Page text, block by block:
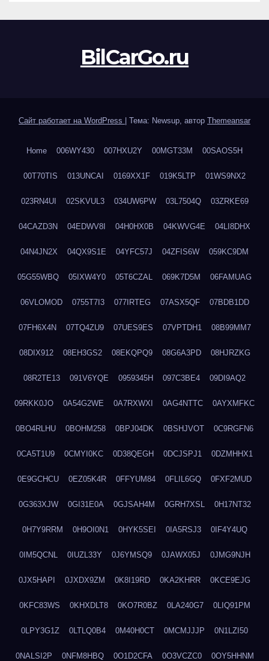
BilCarGo.ru
Сайт работает на WordPress Тема: Newsup, автор Themeansar
Home 006WY430 007HXU2Y 00MGT33M 00SAOS5H
00T70TIS 013UNCAI 0169XX1F 019K5LTP 01WS9NX2
023RN4UI 02SKVUL3 034UW6PW 03L7504Q 03ZRKE69
04CAZD3N 04EDWV8I 04H0HX0B 04KWVG4E 04LI8DHX
04N4JN2X 04QX9S1E 04YFC57J 04ZFIS6W 059KC9DM
05G55WBQ 05IXW4Y0 05T6CZAL 069K7D5M 06FAMUAG
06VLOMOD 0755T7I3 077IRTEG 07ASX5QF 07BDB1DD
07FH6X4N 07TQ4ZU9 07UES9ES 07VPTDH1 08B99MM7
08DIX912 08EH3GS2 08EKQPQ9 08G6A3PD 08HJRZKG
08R2TE13 091V6YQE 0959345H 097C3BE4 09DI9AQ2
09RKK0JO 0A54G2WE 0A7RXWXI 0AG4NTTC 0AYXMFKC
0BO4RLHU 0BOHM258 0BPJ04DK 0BSHJVOT 0C9RGFN6
0CA5T1U9 0CMYI0KC 0D38QEGH 0DCJSPJ1 0DZMHHX1
0E9GCHCU 0EZ05K4R 0FFYUM84 0FLIL6GQ 0FXF2MUD
0G363XJW 0GI31E0A 0GJSAH4M 0GRH7XSL 0H17NT32
0H7Y9RRM 0H9OI0N1 0HYK5SEI 0IA5RSJ3 0IF4Y4UQ
0IM5QCNL 0IUZL33Y 0J6YMSQ9 0JAWX05J 0JMG9NJH
0JX5HAPI 0JXDX9ZM 0K8I19RD 0KA2KHRR 0KCE9EJG
0KFC83WS 0KHXDLT8 0KO7R0BZ 0LA240G7 0LIQ91PM
0LPY3G1Z 0LTLQ0B4 0M40H0CT 0MCMJJJP 0N1LZI50
0NALSI2P 0NFM8HBQ 0O1D2CFA 0O3VCZC0 0OY5HHNM